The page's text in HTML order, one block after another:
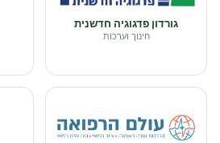
גורדון פדגוגיה חדשנית
חינוך וערכות